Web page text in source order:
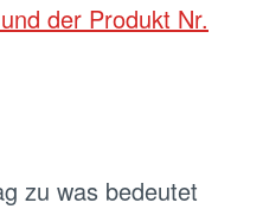
der Produkt Nr.
zu was bedeutet